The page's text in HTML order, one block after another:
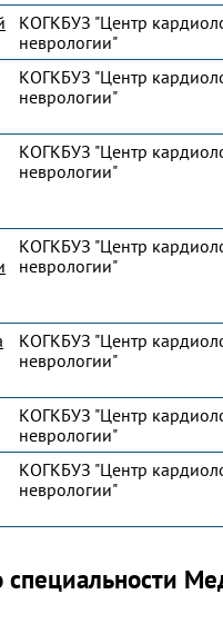
КОГКБУЗ "Центр
неврологии"
КОГКБУЗ "Центр
неврологии"
КОГКБУЗ "Центр
неврологии"
КОГКБУЗ "Центр
неврологии"
КОГКБУЗ "Центр
неврологии"
КОГКБУЗ "Центр
неврологии"
КОГКБУЗ "Центр
неврологии"
специальности